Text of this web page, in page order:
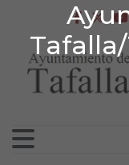
Ir al contenido